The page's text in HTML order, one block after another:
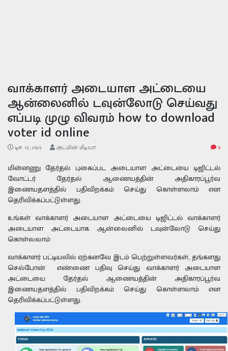
வாக்காளர் அடையாள அட்டையை
ஆன்லைனில் டவுன்லோடு செய்வது
எப்படி முழு விவரம் how to download
voter id online
டிச. 13, 2025 அட்மின் மீடியா 0
மின்னணு தேர்தல் புகைப்பட அடையாள அட்டையை டிஜிட்டல்
வோட்டர் தேர்தல் ஆணையத்தின் அதிகாரப்பூர்வ
இணையதளத்தில் பதிவிறக்கம் செய்து கொள்ளலாம் என
தெரிவிக்கப்பட்டுள்ளது.
உங்கள் வாக்காளர் அடையாள அட்டையை டிஜிட்டல் வாக்காளர்
அடையாள அட்டையாக ஆன்லைனில் டவுன்லோடு செய்து
கொள்லலாம்
வாக்காளர் பட்டியலில் ஏற்கனவே இடம் பெற்றுள்ளவர்கள், தங்களது
செல்போன் எண்ணை பதிவு செய்து வாக்காளர் அடையாள
அட்டையை தேர்தல் ஆணையத்தின் அதிகாரப்பூர்வ
இணையதளத்தில் பதிவிறக்கம் செய்து கொள்ளலாம் என
தெரிவிக்கப்பட்டுள்ளது.